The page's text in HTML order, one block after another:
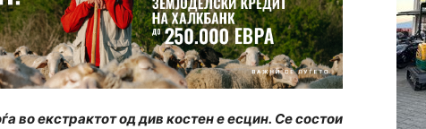
во екстрактот од див костен е есцин. Се состои